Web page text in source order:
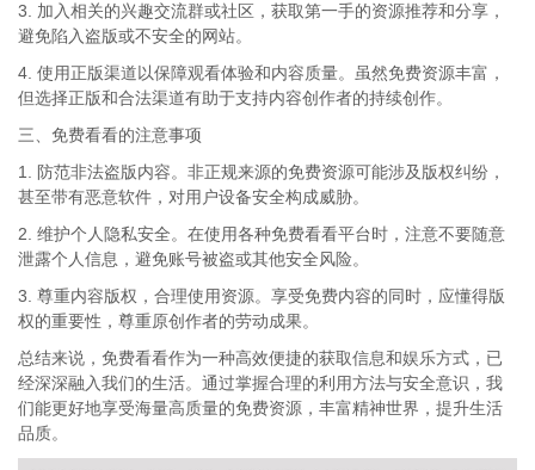
3. 加入相关的兴趣交流群或社区，获取第一手的资源推荐和分享，
避免陷入盗版或不安全的网站。
4. 使用正版渠道以保障观看体验和内容质量。虽然免费资源丰富，
但选择正版和合法渠道有助于支持内容创作者的持续创作。
三、免费看看的注意事项
1. 防范非法盗版内容。非正规来源的免费资源可能涉及版权纠纷，
甚至带有恶意软件，对用户设备安全构成威胁。
2. 维护个人隐私安全。在使用各种免费看看平台时，注意不要随意
泄露个人信息，避免账号被盗或其他安全风险。
3. 尊重内容版权，合理使用资源。享受免费内容的同时，应懂得版
权的重要性，尊重原创作者的劳动成果。
总结来说，免费看看作为一种高效便捷的获取信息和娱乐方式，已
经深深融入我们的生活。通过掌握合理的利用方法与安全意识，我
们能更好地享受海量高质量的免费资源，丰富精神世界，提升生活
品质。